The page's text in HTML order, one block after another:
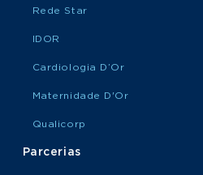
Rede Star
IDOR
Cardiologia D’Or
Maternidade D'Or
Qualicorp
Parcerias